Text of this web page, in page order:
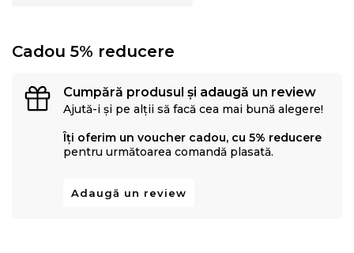
Cadou 5% reducere
Cumpără produsul și adaugă un review
Ajută-i și pe alții să facă cea mai bună alegere!
Îți oferim un voucher cadou, cu 5% reducere
pentru următoarea comandă plasată.
Adaugă un review